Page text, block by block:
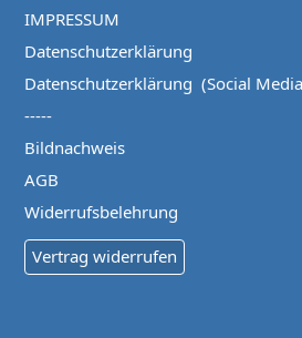
IMPRESSUM
Datenschutzerklärung
Datenschutzerklärung (Social
-----
Bildnachweis
AGB
Widerrufsbelehrung
Vertrag widerrufen